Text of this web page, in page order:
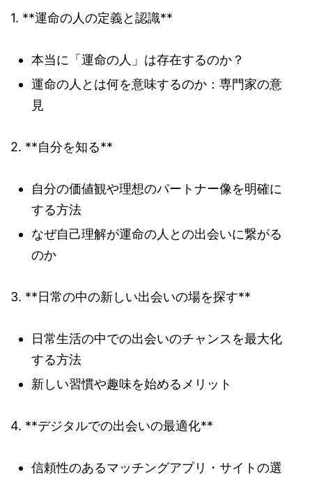
1. **運命の人の定義と認識**
本当に「運命の人」は存在するのか？
運命の人とは何を意味するのか：専門家の意
見
2. **自分を知る**
自分の価値観や理想のパートナー像を明確に
する方法
なぜ自己理解が運命の人との出会いに繋がる
のか
3. **日常の中の新しい出会いの場を探す**
日常生活の中での出会いのチャンスを最大化
する方法
新しい習慣や趣味を始めるメリット
4. **デジタルでの出会いの最適化**
信頼性のあるマッチングアプリ・サイトの選